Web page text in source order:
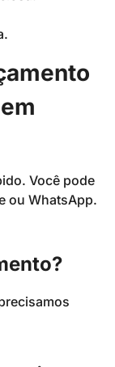
Você pode
ou WhatsApp.